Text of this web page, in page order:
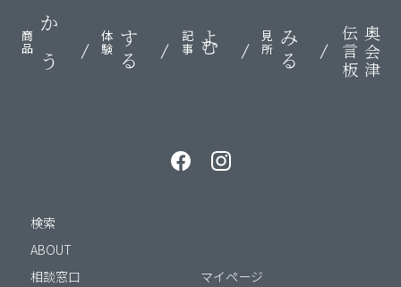
かう
商品 する
体験 よむ
記事 みる
見所 奥会津
伝言板
検索
ABOUT
相談窓口
マイページ